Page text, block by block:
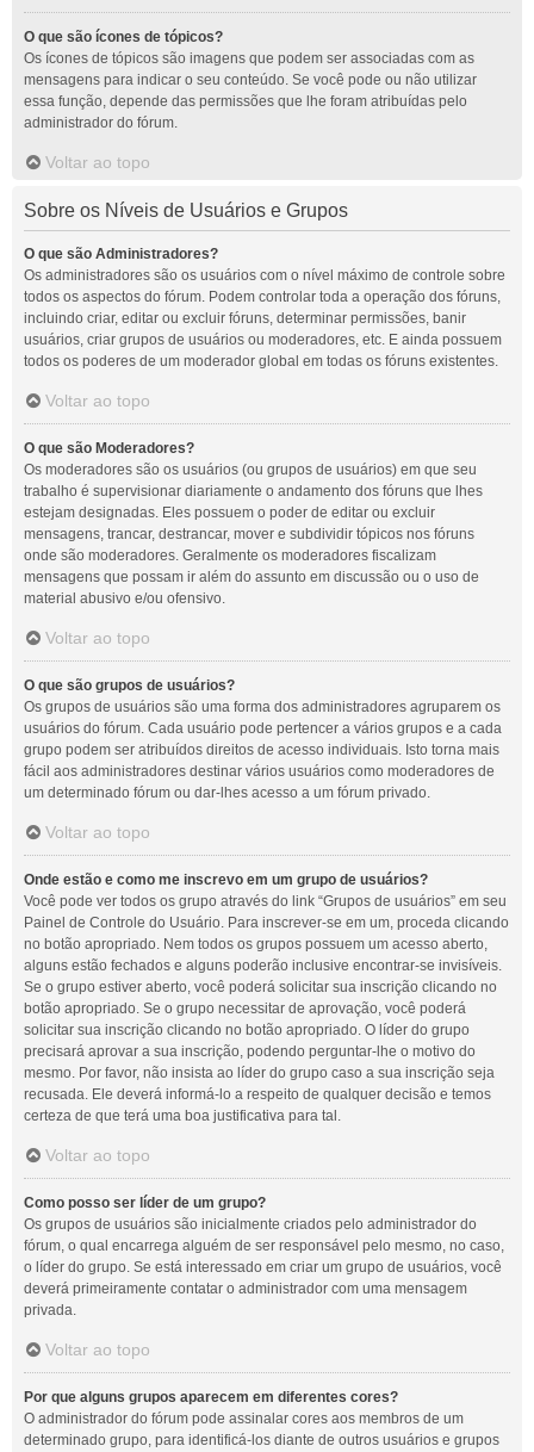
O que são ícones de tópicos?
Os ícones de tópicos são imagens que podem ser associadas com as
mensagens para indicar o seu conteúdo. Se você pode ou não utilizar
essa função, depende das permissões que lhe foram atribuídas pelo
administrador do fórum.
Voltar ao topo
Sobre os Níveis de Usuários e Grupos
O que são Administradores?
Os administradores são os usuários com o nível máximo de controle sobre
todos os aspectos do fórum. Podem controlar toda a operação dos fóruns,
incluindo criar, editar ou excluir fóruns, determinar permissões, banir
usuários, criar grupos de usuários ou moderadores, etc. E ainda possuem
todos os poderes de um moderador global em todas os fóruns existentes.
Voltar ao topo
O que são Moderadores?
Os moderadores são os usuários (ou grupos de usuários) em que seu
trabalho é supervisionar diariamente o andamento dos fóruns que lhes
estejam designadas. Eles possuem o poder de editar ou excluir
mensagens, trancar, destrancar, mover e subdividir tópicos nos fóruns
onde são moderadores. Geralmente os moderadores fiscalizam
mensagens que possam ir além do assunto em discussão ou o uso de
material abusivo e/ou ofensivo.
Voltar ao topo
O que são grupos de usuários?
Os grupos de usuários são uma forma dos administradores agruparem os
usuários do fórum. Cada usuário pode pertencer a vários grupos e a cada
grupo podem ser atribuídos direitos de acesso individuais. Isto torna mais
fácil aos administradores destinar vários usuários como moderadores de
um determinado fórum ou dar-lhes acesso a um fórum privado.
Voltar ao topo
Onde estão e como me inscrevo em um grupo de usuários?
Você pode ver todos os grupo através do link “Grupos de usuários” em seu
Painel de Controle do Usuário. Para inscrever-se em um, proceda clicando
no botão apropriado. Nem todos os grupos possuem um acesso aberto,
alguns estão fechados e alguns poderão inclusive encontrar-se invisíveis.
Se o grupo estiver aberto, você poderá solicitar sua inscrição clicando no
botão apropriado. Se o grupo necessitar de aprovação, você poderá
solicitar sua inscrição clicando no botão apropriado. O líder do grupo
precisará aprovar a sua inscrição, podendo perguntar-lhe o motivo do
mesmo. Por favor, não insista ao líder do grupo caso a sua inscrição seja
recusada. Ele deverá informá-lo a respeito de qualquer decisão e temos
certeza de que terá uma boa justificativa para tal.
Voltar ao topo
Como posso ser líder de um grupo?
Os grupos de usuários são inicialmente criados pelo administrador do
fórum, o qual encarrega alguém de ser responsável pelo mesmo, no caso,
o líder do grupo. Se está interessado em criar um grupo de usuários, você
deverá primeiramente contatar o administrador com uma mensagem
privada.
Voltar ao topo
Por que alguns grupos aparecem em diferentes cores?
O administrador do fórum pode assinalar cores aos membros de um
determinado grupo, para identificá-los diante de outros usuários e grupos